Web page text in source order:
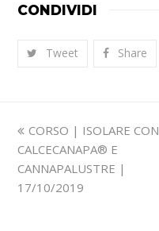
CONDIVIDI
Tweet Share
Slide
precedente:
CORSO | ISOLARE CON
CALCECANAPA® E
CANNAPALUSTRE |
17/10/2019